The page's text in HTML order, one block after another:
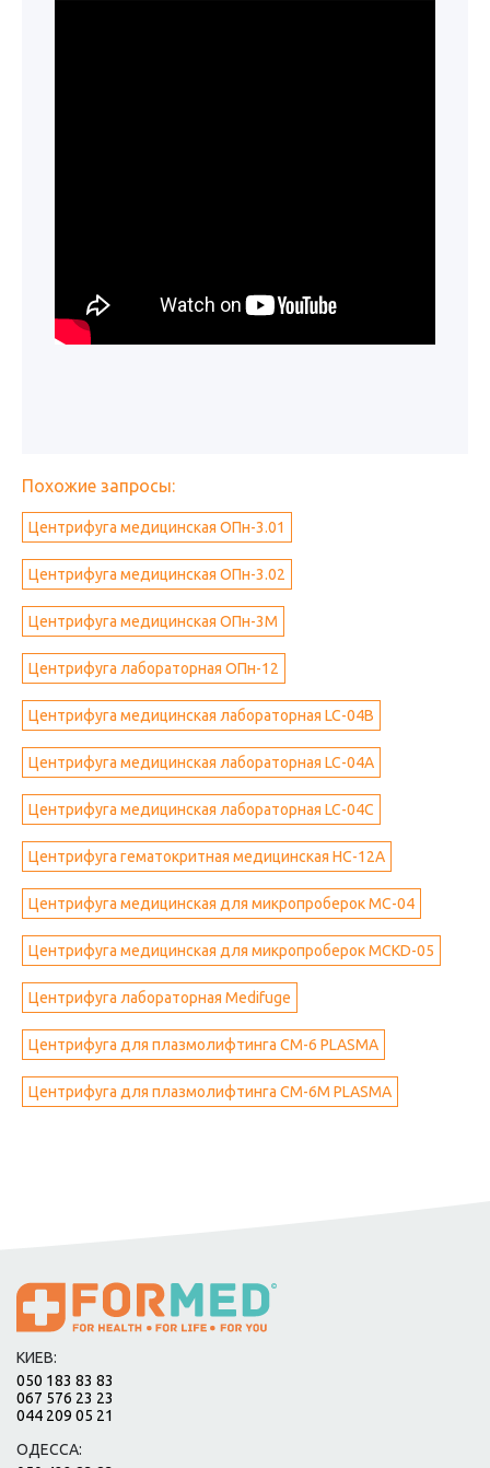
Похожие запросы:
Центрифуга медицинская ОПн-3.01
Центрифуга медицинская ОПн-3.02
Центрифуга медицинская ОПн-3М
Центрифуга лабораторная ОПн-12
Центрифуга медицинская лабораторная LC-04B
Центрифуга медицинская лабораторная LC-04A
Центрифуга медицинская лабораторная LC-04C
Центрифуга гематокритная медицинская HC-12A
Центрифуга медицинская для микропроберок MC-04
Центрифуга медицинская для микропроберок MCKD-05
Центрифуга лабораторная Medifuge
Центрифуга для плазмолифтинга CM-6 PLASMA
Центрифуга для плазмолифтинга CM-6M PLASMA
КИЕВ:
050 183 83 83
067 576 23 23
044 209 05 21
ОДЕССА: